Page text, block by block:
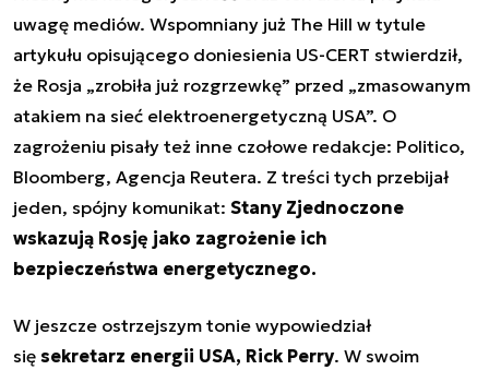
uwagę mediów. Wspomniany już The Hill w tytule
artykułu opisującego doniesienia US-CERT stwierdził,
że Rosja „zrobiła już rozgrzewkę” przed „zmasowanym
atakiem na sieć elektroenergetyczną USA”. O
zagrożeniu pisały też inne czołowe redakcje: Politico,
Bloomberg, Agencja Reutera. Z treści tych przebijał
jeden, spójny komunikat: Stany Zjednoczone
wskazują Rosję jako zagrożenie ich
bezpieczeństwa energetycznego.
W jeszcze ostrzejszym tonie wypowiedział
się sekretarz energii USA, Rick Perry. W swoim